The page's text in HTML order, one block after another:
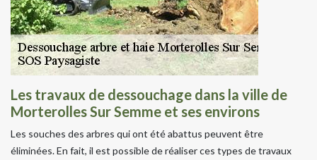
Les travaux de dessouchage dans la ville de
Morterolles Sur Semme et ses environs
Les souches des arbres qui ont été abattus peuvent être
éliminées. En fait, il est possible de réaliser ces types de travaux